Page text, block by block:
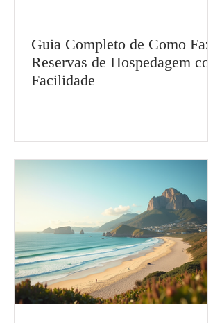
Guia Completo de Como Fazer
Reservas de Hospedagem com
Facilidade